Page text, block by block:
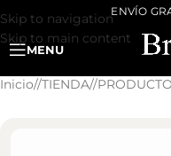
Skip to navigation
Skip to main content
ENVÍO
MENU
Inicio/ TIENDA/